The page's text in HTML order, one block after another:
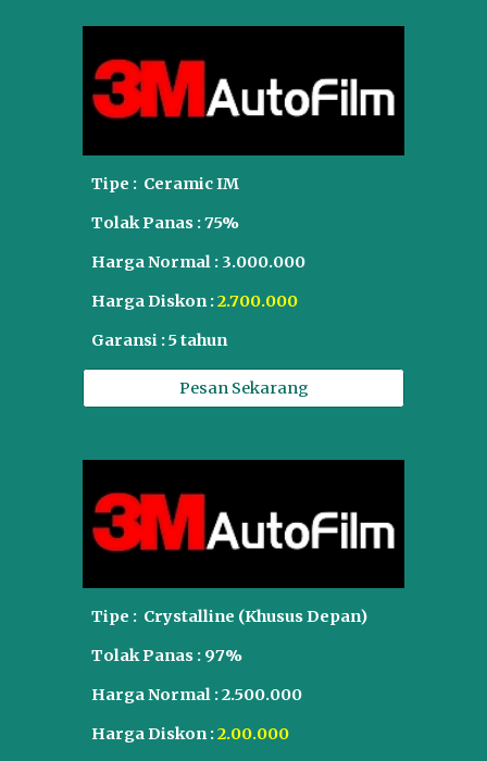
Tipe : Ceramic IM
Tolak Panas : 75%
Harga Normal : 3.000.000
Harga Diskon :2.700.000
Garansi : 5 tahun
Pesan Sekarang
Tipe : Crystalline (Khusus Depan)
Tolak Panas : 97%
Harga Normal :2.500.000
Harga Diskon :2.00.000